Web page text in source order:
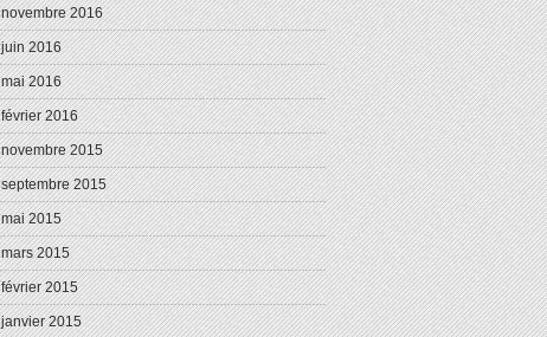
novembre 2016
juin 2016
mai 2016
février 2016
novembre 2015
septembre 2015
mai 2015
mars 2015
février 2015
janvier 2015